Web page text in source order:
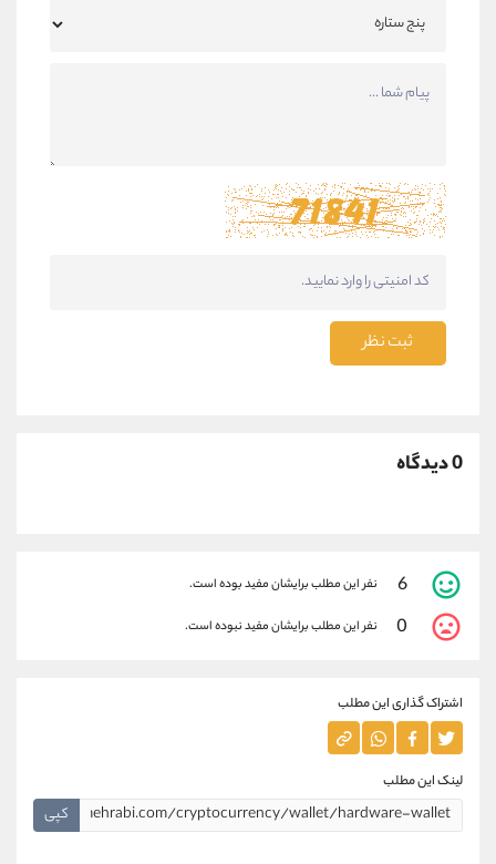
ثبت نظر
0 دیدگاه
6 نفر این مطلب برایشان مفید بوده است.
0 نفر این مطلب برایشان مفید نبوده است.
اشتراک گذاری این مطلب
لینک این مطلب
کپی